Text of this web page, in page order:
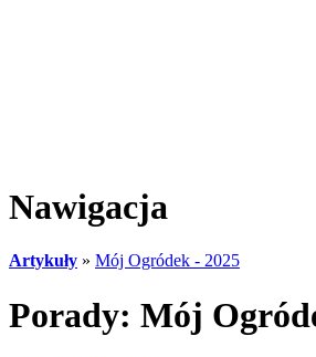
Nawigacja
Artykuły » Mój Ogródek - 2025
Porady: Mój